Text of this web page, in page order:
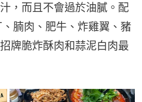
，而且不會過於油膩。配
腩肉、肥牛、炸雞翼、豬
牌脆炸酥肉和蒜泥白肉最